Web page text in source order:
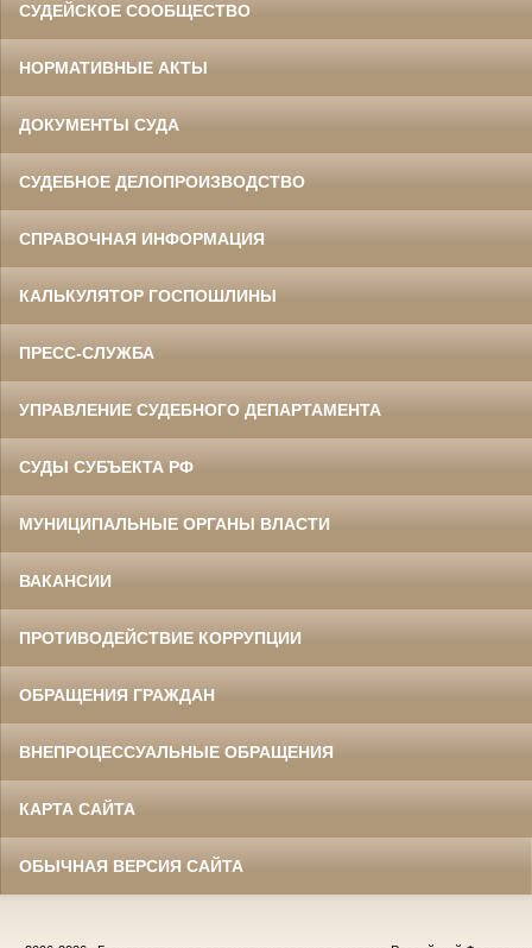
СУДЕЙСКОЕ СООБЩЕСТВО
НОРМАТИВНЫЕ АКТЫ
ДОКУМЕНТЫ СУДА
СУДЕБНОЕ ДЕЛОПРОИЗВОДСТВО
СПРАВОЧНАЯ ИНФОРМАЦИЯ
КАЛЬКУЛЯТОР ГОСПОШЛИНЫ
ПРЕСС-СЛУЖБА
УПРАВЛЕНИЕ СУДЕБНОГО ДЕПАРТАМЕНТА
СУДЫ СУБЪЕКТА РФ
МУНИЦИПАЛЬНЫЕ ОРГАНЫ ВЛАСТИ
ВАКАНСИИ
ПРОТИВОДЕЙСТВИЕ КОРРУПЦИИ
ОБРАЩЕНИЯ ГРАЖДАН
ВНЕПРОЦЕССУАЛЬНЫЕ ОБРАЩЕНИЯ
КАРТА САЙТА
ОБЫЧНАЯ ВЕРСИЯ САЙТА